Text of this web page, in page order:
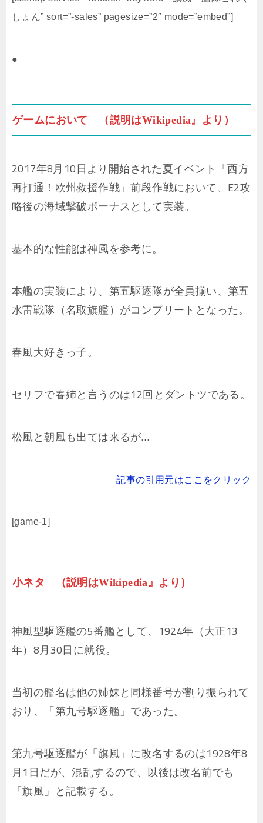
しょん” sort=”-sales” pagesize=”2″ mode=”embed”]
●
ゲームにおいて （説明はWikipedia』より）
2017年8月10日より開始された夏イベント「西方
再打通！欧州救援作戦」前段作戦において、E2攻
略後の海域撃破ボーナスとして実装。
基本的な性能は神風を参考に。
本艦の実装により、第五駆逐隊が全員揃い、第五
水雷戦隊（名取旗艦）がコンプリートとなった。
春風大好きっ子。
セリフで春姉と言うのは12回とダントツである。
松風と朝風も出ては来るが…
記事の引用元はここをクリック
[game-1]
小ネタ （説明はWikipedia』より）
神風型駆逐艦の5番艦として、1924年（大正13
年）8月30日に就役。
当初の艦名は他の姉妹と同様番号が割り振られて
おり、「第九号駆逐艦」であった。
第九号駆逐艦が「旗風」に改名するのは1928年8
月1日だが、混乱するので、以後は改名前でも
「旗風」と記載する。